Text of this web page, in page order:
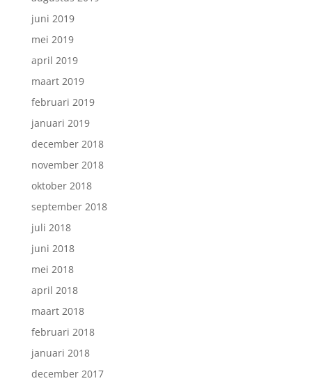
juni 2019
mei 2019
april 2019
maart 2019
februari 2019
januari 2019
december 2018
november 2018
oktober 2018
september 2018
juli 2018
juni 2018
mei 2018
april 2018
maart 2018
februari 2018
januari 2018
december 2017